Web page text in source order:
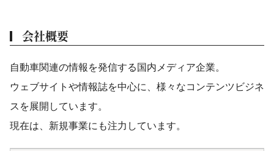
会社概要
自動車関連の情報を発信する国内メディア企業。
ウェブサイトや情報誌を中心に、様々なコンテンツビジネ
スを展開しています。
現在は、新規事業にも注力しています。